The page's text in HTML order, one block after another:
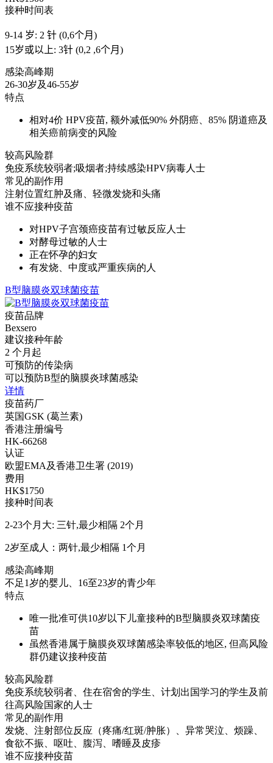
接种时间表
9-14 岁: 2 针 (0,6个月)
15岁或以上: 3针 (0,2 ,6个月)
感染高峰期
26-30岁及46-55岁
特点
相对4价 HPV疫苗, 额外减低90% 外阴癌、85% 阴道癌及
相关癌前病变的风险
较高风险群
免疫系统较弱者;吸烟者;持续感染HPV病毒人士
常见的副作用
注射位置红肿及痛、轻微发烧和头痛
谁不应接种疫苗
对HPV子宫颈癌疫苗有过敏反应人士
对酵母过敏的人士
正在怀孕的妇女
有发烧、中度或严重疾病的人
B型脑膜炎双球菌疫苗
疫苗品牌
Bexsero
建议接种年龄
2 个月起
可预防的传染病
可以预防B型的脑膜炎球菌感染
详情
疫苗药厂
英国GSK (葛兰素)
香港注册编号
HK-66268
认证
欧盟EMA及香港卫生署 (2019)
费用
HK$1750
接种时间表
2-23个月大: 三针,最少相隔 2个月
2岁至成人：两针,最少相隔 1个月
感染高峰期
不足1岁的婴儿、16至23岁的青少年
特点
唯一批准可供10岁以下儿童接种的B型脑膜炎双球菌疫
苗
虽然香港属于脑膜炎双球菌感染率较低的地区, 但高风险
群仍建议接种疫苗
较高风险群
免疫系统较弱者、住在宿舍的学生、计划出国学习的学生及前
往高风险国家的人士
常见的副作用
发烧、注射部位反应（疼痛/红斑/肿胀）、异常哭泣、烦躁、
食欲不振、呕吐、腹泻、嗜睡及皮疹
谁不应接种疫苗